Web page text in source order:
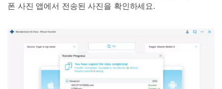
폰 사진 앱에서 전송된 사진을 확인하세요.